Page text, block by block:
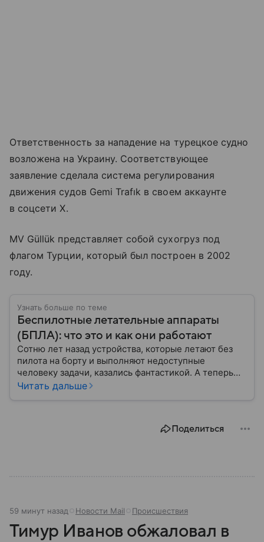
Ответственность за нападение на турецкое судно
возложена на Украину. Соответствующее
заявление сделала система регулирования
движения судов Gemi Trafık в своем аккаунте
в соцсети Х.
MV Güllük представляет собой сухогруз под
флагом Турции, который был построен в 2002
году.
Узнать больше по теме
Беспилотные летательные аппараты
(БПЛА): что это и как они работают
Сотню лет назад устройства, которые летают без
пилота на борту и выполняют недоступные
человеку задачи, казались фантастикой. А теперь
они стали реальностью: собрали главное о
Читать дальше
Поделиться
59 минут назад Новости Mail Происшествия
Тимур Иванов обжаловал в